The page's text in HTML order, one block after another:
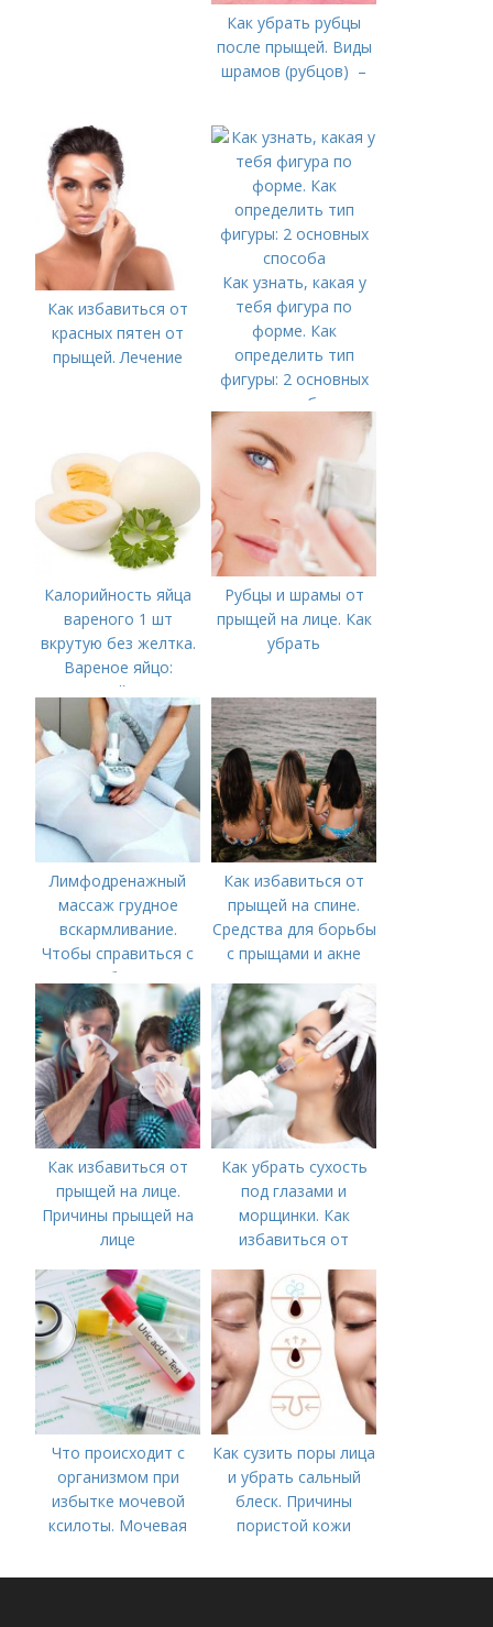
Как убрать рубцы
после прыщей. Виды
шрамов (рубцов) –
Как избавиться от
красных пятен от
прыщей. Лечение
Как узнать, какая у
тебя фигура по
форме. Как
определить тип
фигуры: 2 основных
способа
Калорийность яйца
вареного 1 шт
вкрутую без желтка.
Вареное яйцо:
калорийность
Рубцы и шрамы от
прыщей на лице. Как
убрать
Лимфодренажный
массаж грудное
вскармливание.
Чтобы справиться с
нагрубанием,
необходимо
предпринять
следующие действия:
Как избавиться от
прыщей на спине.
Средства для борьбы
с прыщами и акне
Как избавиться от
прыщей на лице.
Причины прыщей на
лице
Как убрать сухость
под глазами и
морщинки. Как
избавиться от
косметологические
процедуры
Что происходит с
организмом при
избытке мочевой
ксилоты. Мочевая
норма и отклонения
Как сузить поры лица
и убрать сальный
блеск. Причины
пористой кожи